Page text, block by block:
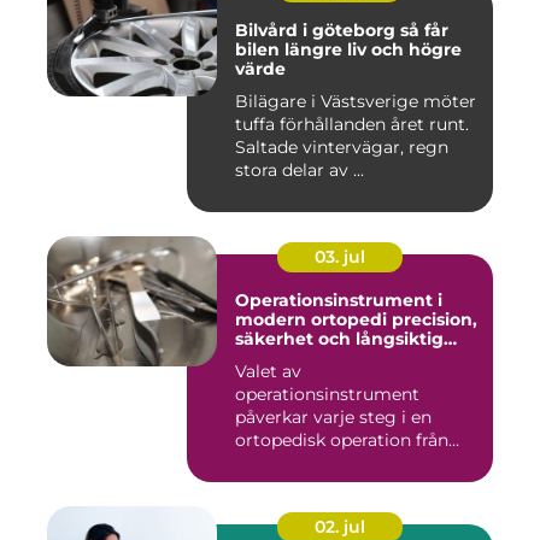
Bilvård i göteborg så får
bilen längre liv och högre
värde
Bilägare i Västsverige möter
tuffa förhållanden året runt.
Saltade vintervägar, regn
stora delar av ...
03. jul
Operationsinstrument i
modern ortopedi precision,
säkerhet och långsiktig
Valet av
operationsinstrument
påverkar varje steg i en
ortopedisk operation från
02. jul